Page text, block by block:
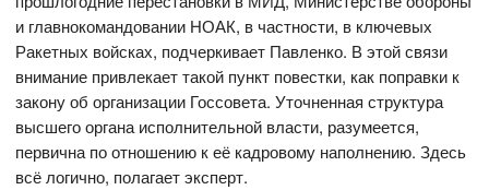
и главнокомандовании НОАК, в частности, в ключевых
Ракетных войсках, подчеркивает Павленко. В этой связи
внимание привлекает такой пункт повестки, как поправки к
закону об организации Госсовета. Уточненная структура
высшего органа исполнительной власти, разумеется,
первична по отношению к её кадровому наполнению. Здесь
всё логично, полагает эксперт.